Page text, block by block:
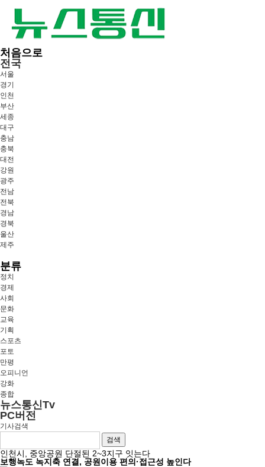
처음으로
전국
서울
경기
인천
부산
세종
대구
충남
충북
대전
강원
광주
전남
전북
경남
경북
울산
제주
분류
정치
경제
사회
문화
교육
기획
스포츠
포토
만평
오피니언
강화
종합
뉴스통신Tv
PC버전
기사검색
검색
인천시, 중앙공원 단절된 2~3지구 잇는다
보행녹도 녹지축 연결, 공원이용 편의·접근성 높인다